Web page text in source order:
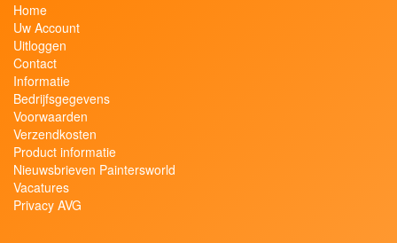
Home
Uw Account
Uitloggen
Contact
Informatie
Bedrijfsgegevens
Voorwaarden
Verzendkosten
Product informatie
Nieuwsbrieven Paintersworld
Vacatures
Privacy AVG